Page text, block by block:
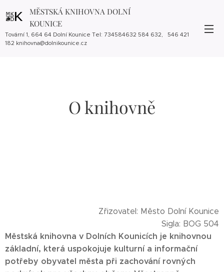
MĚSTSKÁ KNIHOVNA DOLNÍ
KOUNICE
Tovární 1, 664 64 Dolní Kounice Tel: 734584632 584 632, 546 421
182 knihovna@dolnikounice.cz
O knihovně
Zřizovatel: Město Dolní Kounice
Sigla: BOG 504
Městská knihovna v Dolních Kounicích je knihovnou
základní, která uspokojuje kulturní a informační
potřeby obyvatel města při zachování rovných